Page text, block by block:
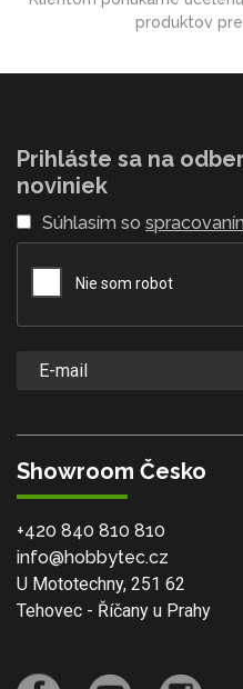
produktov
Prihláste sa na
noviniek
Súhlasím so
Showroom Česko
+420 840 810 810
info@hobbytec.cz
U Mototechny, 251 62
Tehovec - Říčany u Prahy